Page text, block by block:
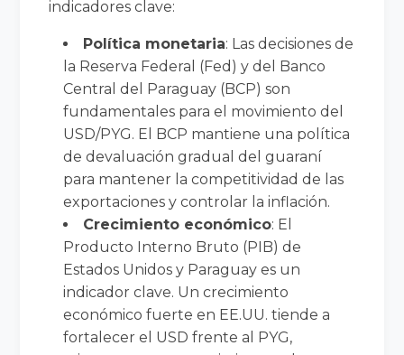
indicadores clave:
Política monetaria: Las decisiones de
la Reserva Federal (Fed) y del Banco
Central del Paraguay (BCP) son
fundamentales para el movimiento del
USD/PYG. El BCP mantiene una política
de devaluación gradual del guaraní
para mantener la competitividad de las
exportaciones y controlar la inflación.
Crecimiento económico: El
Producto Interno Bruto (PIB) de
Estados Unidos y Paraguay es un
indicador clave. Un crecimiento
económico fuerte en EE.UU. tiende a
fortalecer el USD frente al PYG,